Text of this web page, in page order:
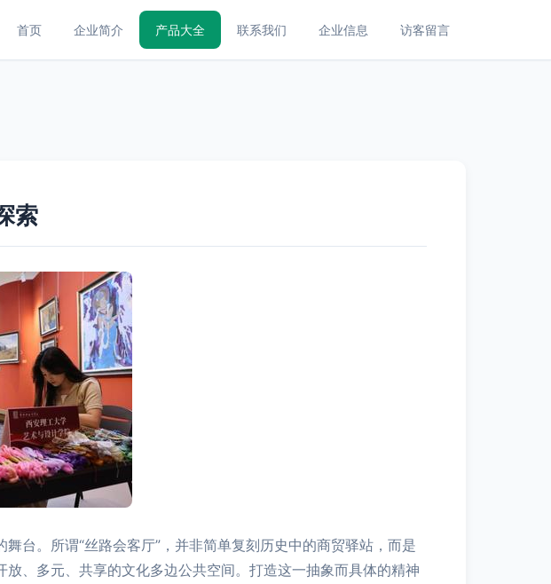
首页 企业简介 产品大全 联系我们 企业信息 访客留言
索
台。所谓“丝路会客厅”，并非简单复刻历史中的商贸驿站，而是
、多元、共享的文化多边公共空间。打造这一抽象而具体的精神